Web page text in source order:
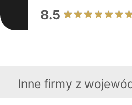
8.5
Inne firmy z